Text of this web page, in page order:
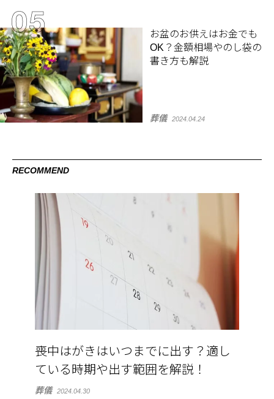
お盆のお供えはお金でも
OK？金額相場やのし袋の
書き方も解説
葬儀 2024.04.24
RECOMMEND
喪中はがきはいつまでに出す？適し
ている時期や出す範囲を解説！
葬儀 2024.04.30